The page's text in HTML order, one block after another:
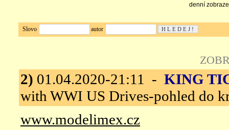
denní
Slovo autor
2) 01.04.2020-21:11 - KING
with WWI US Drives-pohled do
www.modelimex.cz